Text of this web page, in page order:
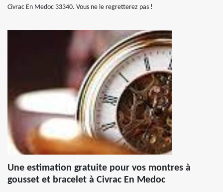
Civrac En Medoc 33340. Vous ne le regretterez pas !
Une estimation gratuite pour vos montres à
gousset et bracelet à Civrac En Medoc